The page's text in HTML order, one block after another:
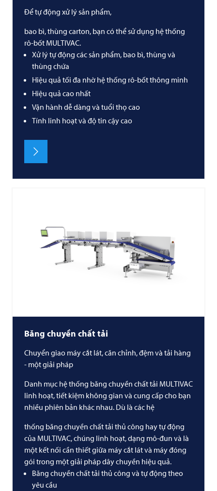
Để tự động xử lý sản phẩm,
bao bì, thùng carton, bạn có thể sử dụng hệ thống
rô-bốt MULTIVAC.
Xử lý tự động các sản phẩm, bao bì, thùng và
thùng chứa
Hiệu quả tối đa nhờ hệ thống rô-bốt thông minh
Hiệu quả cao nhất
Vận hành dễ dàng và tuổi thọ cao
Tính linh hoạt và độ tin cậy cao
Băng chuyền chất tải
Chuyển giao máy cắt lát, căn chỉnh, đệm và tải hàng
- một giải pháp
Danh mục hệ thống băng chuyền chất tải MULTIVAC
linh hoạt, tiết kiệm không gian và cung cấp cho bạn
nhiều phiên bản khác nhau. Dù là các hệ
thống băng chuyền chất tải thủ công hay tự động
của MULTIVAC, chúng linh hoạt, dạng mô-đun và là
một kết nối cần thiết giữa máy cắt lát và máy đóng
gói trong một giải pháp dây chuyền hiệu quả.
Băng chuyền chất tải thủ công và tự động theo
yêu cầu